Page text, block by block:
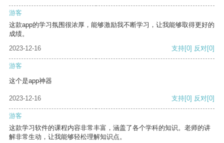
游客
这款app的学习氛围很浓厚，能够激励我不断学习，让我能够取得更好的
成绩。
2023-12-16
支持[0] 反对[0]
游客
这个是app神器
2023-12-16 支持[0] 反对[0]
游客
这款学习软件的课程内容非常丰富，涵盖了各个学科的知识。老师的讲
解非常生动，让我能够轻松理解知识点。